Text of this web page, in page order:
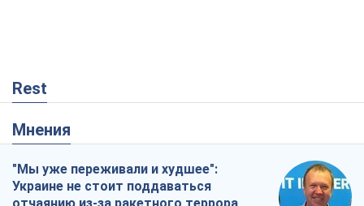
Rest
Мнения
"Мы уже переживали и худшее":
Украине не стоит поддаваться